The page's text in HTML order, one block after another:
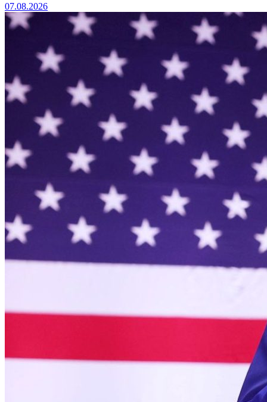
07.08.2026